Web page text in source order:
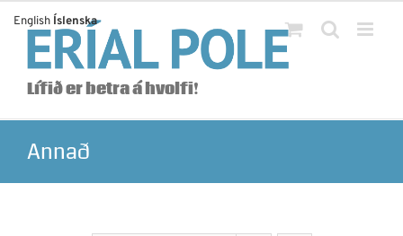
content
Lífið er betra á hvolfi!
Annað
English Íslenska